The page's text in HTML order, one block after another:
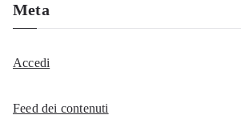
Meta
Accedi
Feed dei contenuti